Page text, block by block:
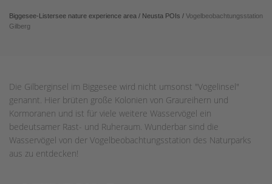
Biggesee-Listersee nature experience area / Neusta POIs / Vogelbeobachtungsstation
Gilberg
Die Gilberginsel im Biggesee wird nicht umsonst "Vogelinsel"
genannt. Hier brüten große Kolonien von Graureihern und
Kormoranen und ist für viele weitere Wasservögel ein
bedeutsamer Rast- und Ruheraum. Wunderbar sind die
Wasservögel von der Vogelbeobachtungsstation des Naturparks
aus zu entdecken!